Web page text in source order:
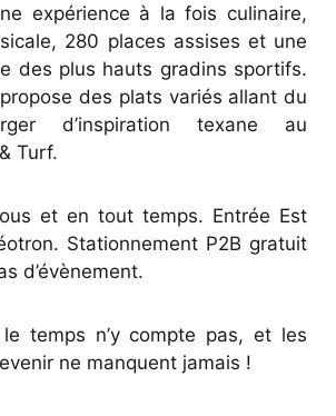
expérience à la fois culinaire,
280 places assises et une
des plus hauts gradins sportifs.
des plats variés allant du
d’inspiration texane au
Turf.
et en tout temps. Entrée Est
Stationnement P2B gratuit
d’évènement.
temps n’y compte pas, et les
ne manquent jamais !